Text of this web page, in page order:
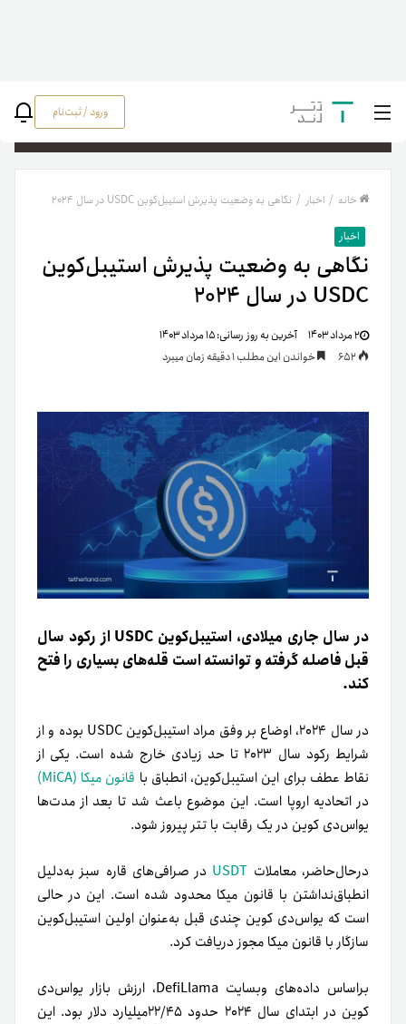
ورود / ثبت‌نام
خانه / اخبار / نگاهی به وضعیت پذیرش استیبل‌کوین USDC در سال ۲۰۲۴
اخبار
نگاهی به وضعیت پذیرش استیبل‌کوین
USDC در سال ۲۰۲۴
۲ مرداد ۱۴۰۳ آخرین به روز رسانی:۱۵ مرداد ۱۴۰۳
خواندن این مطلب 1 دقیقه زمان میبرد
در سال جاری میلادی، استیبل‌کوین USDC از رکود سال
قبل فاصله گرفته و توانسته‌ است قله‌های بسیاری را فتح
کند.
در سال ۲۰۲۴، اوضاع بر وفق مراد استیبل‌کوین USDC بوده و از
شرایط رکود سال ۲۰۲۳ تا حد زیادی خارج شده است. یکی از
نقاط عطف برای این استیبل‌کوین، انطباق با قانون میکا (MiCA)
در اتحادیه اروپا است. این موضوع باعث شد تا بعد از مدت‌ها
یو‌اس‌دی کوین در یک رقابت با تتر پیروز شود.
در‌حال‌حاضر، معاملات USDT در صرافی‌های قاره سبز به‌دلیل
انطباق‌نداشتن با قانون میکا محدود شده است. این در حالی
است که یو‌اس‌دی کوین چندی قبل به‌عنوان اولین استیبل‌کوین
سازگار با قانون میکا مجوز دریافت کرد.
براساس داده‌های وبسایت DefiLlama، ارزش بازار یو‌اس‌دی
کوین در ابتدای سال ۲۰۲۴ حدود ۲۲/۴۵میلیارد دلار بود. این